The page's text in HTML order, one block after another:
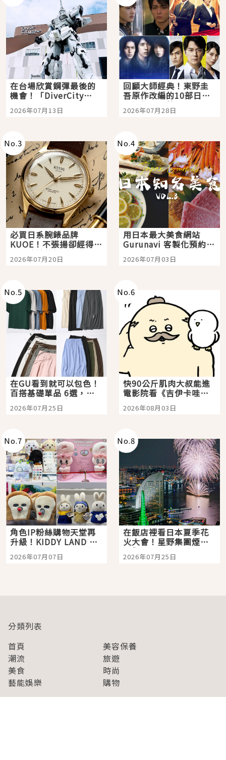
在台場欣賞鋼彈最後的
機會！「DiverCity
Tokyo Plaza」搭船、
購物、美食及夜景，一
2026年07月13日
回顧大師經典！東野圭
吾原作改編的10部日本
影視作品推薦
2026年07月28日
No.3
必買日系腕錶品牌
KUOE！不張揚卻經得起
時間洗鍊的經典之作五
選
2026年07月20日
No.4
用日本最大美食網站
Gurunavi 客製化預約九
大都市餐廳，打造專屬
美食體驗！
2026年07月03日
No.5
在GU看到就可以包色！
百搭基礎單品 6選，閉
眼全收也不心疼
2026年07月25日
No.6
快90公斤肌肉大叔能進
電影院看《吉伊卡哇》
嗎？日本重金屬樂團
「打首」會長與nagano
2026年08月03日
No.7
角色IP粉絲購物天堂再
升級！KIDDY LAND 原
宿店吉伊卡哇迎客，新
開幕 OMOKADO 店3分
2026年07月07日
No.8
在飯店裡看日本夏季花
火大會！星野集團煙火
景觀飯店6選，讓你不用
人擠人悠閒欣賞
2026年07月25日
分類列表
首頁
美容保養
潮流
旅遊
美食
時尚
藝能娛樂
購物